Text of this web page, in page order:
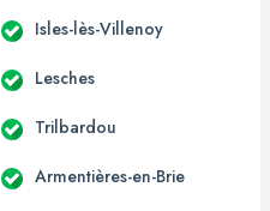
Isles-lès-Villenoy
Lesches
Trilbardou
Armentières-en-Brie